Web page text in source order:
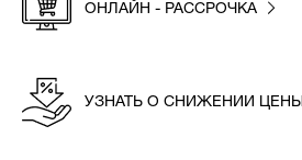
ОНЛАЙН - РАССРОЧКА
УЗНАТЬ О СНИЖЕНИИ ЦЕНЫ